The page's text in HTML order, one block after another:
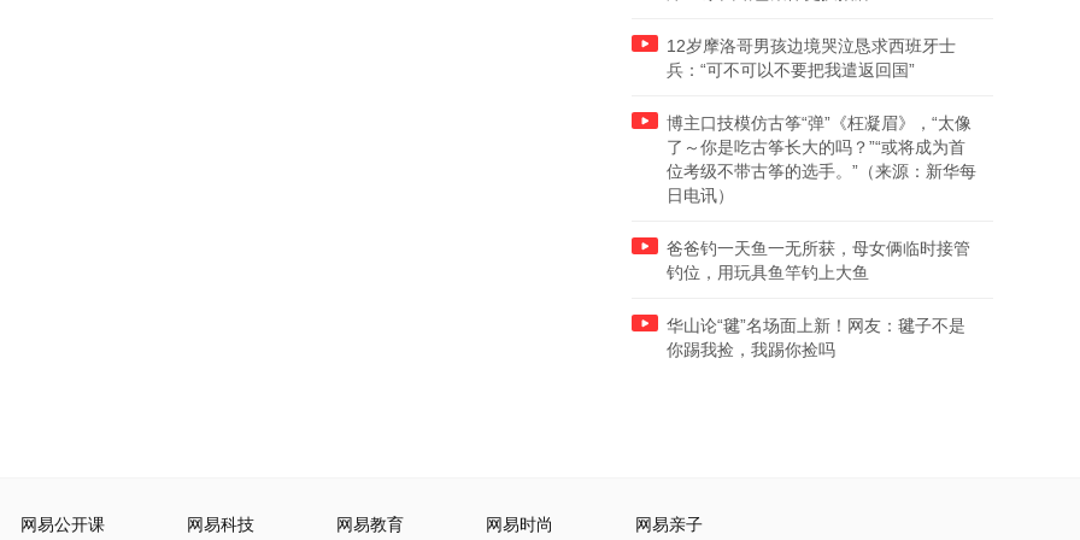
12岁摩洛哥男孩边境哭泣恳求西班牙士
兵：“可不可以不要把我遣返回国”
博主口技模仿古筝“弹”《枉凝眉》，“太像
了～你是吃古筝长大的吗？”“或将成为首
位考级不带古筝的选手。”（来源：新华每
日电讯）
爸爸钓一天鱼一无所获，母女俩临时接管
钓位，用玩具鱼竿钓上大鱼
华山论“毽”名场面上新！网友：毽子不是
你踢我捡，我踢你捡吗
网易公开课 网易科技 网易教育 网易时尚 网易亲子